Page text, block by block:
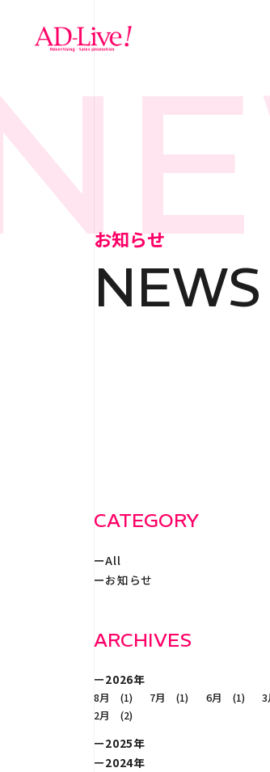
TOP ト
NEWS
ABOUT
お知らせ
NEWS
CATEGORY
All
お知らせ
ARCHIVES
2026年
8月 (1) 7月 (1) 6月 (1)
2月 (2)
2025年
2024年